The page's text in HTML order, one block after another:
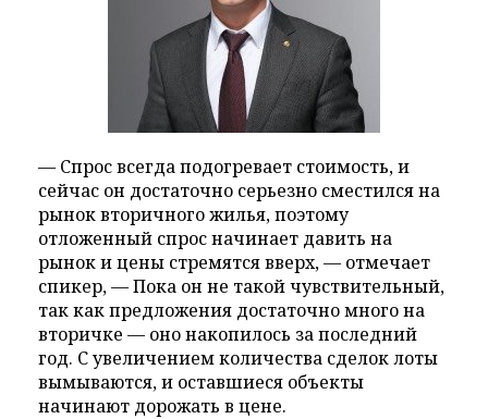
— Спрос всегда подогревает стоимость, и
сейчас он достаточно серьезно сместился на
рынок вторичного жилья, поэтому
отложенный спрос начинает давить на
рынок и цены стремятся вверх, — отмечает
спикер, — Пока он не такой чувствительный,
так как предложения достаточно много на
вторичке — оно накопилось за последний
год. С увеличением количества сделок лоты
вымываются, и оставшиеся объекты
начинают дорожать в цене.